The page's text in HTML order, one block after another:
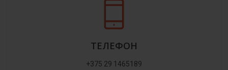
ТЕЛЕФОН
+375 29 1465189